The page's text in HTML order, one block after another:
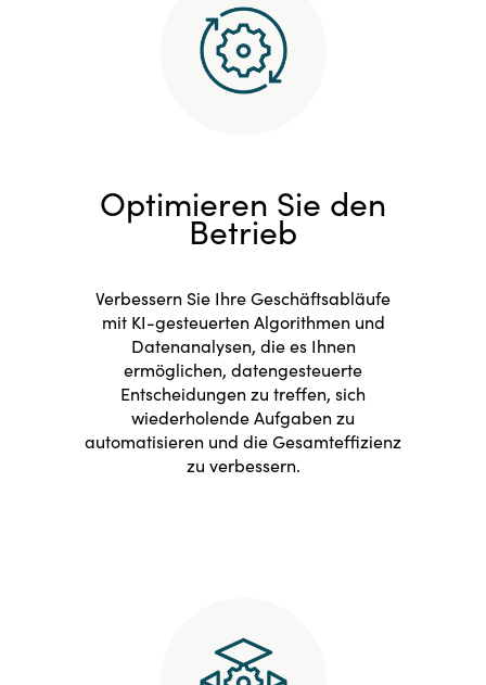
Optimieren Sie den
Betrieb
Verbessern Sie Ihre Geschäftsabläufe
mit KI-gesteuerten Algorithmen und
Datenanalysen, die es Ihnen
ermöglichen, datengesteuerte
Entscheidungen zu treffen, sich
wiederholende Aufgaben zu
automatisieren und die Gesamteffizienz
zu verbessern.